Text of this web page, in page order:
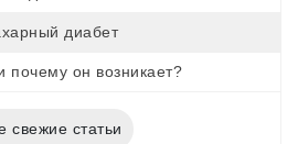
диабет
почему он возникает?
свежие статьи